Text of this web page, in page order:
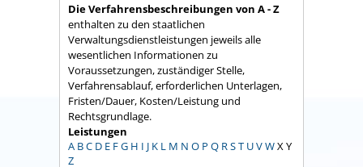
Die Verfahrensbeschreibungen von A - Z
enthalten zu den staatlichen
Verwaltungsdienstleistungen jeweils alle
wesentlichen Informationen zu
Voraussetzungen, zuständiger Stelle,
Verfahrensablauf, erforderlichen Unterlagen,
Fristen/Dauer, Kosten/Leistung und
Rechtsgrundlage.
Leistungen
A BC D E FG H I J K L M N O P Q RST UVWX Y
Z